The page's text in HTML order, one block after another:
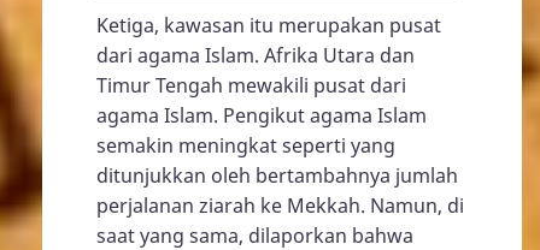
Ketiga, kawasan itu merupakan pusat
dari agama Islam. Afrika Utara dan
Timur Tengah mewakili pusat dari
agama Islam. Pengikut agama Islam
semakin meningkat seperti yang
ditunjukkan oleh bertambahnya jumlah
perjalanan ziarah ke Mekkah. Namun, di
saat yang sama, dilaporkan bahwa